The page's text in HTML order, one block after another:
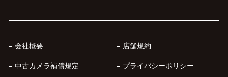
会社概要 店舗規約
中古カメラ補償規定 プライバシーポリシー